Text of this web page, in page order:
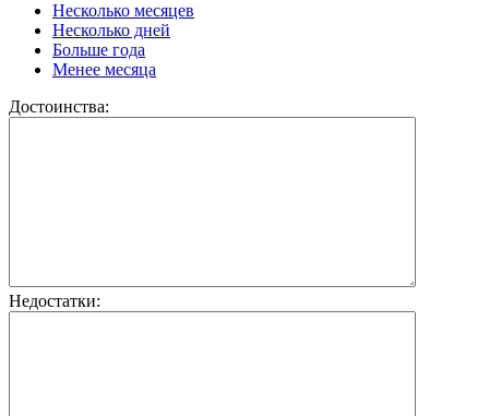
Несколько месяцев
Несколько дней
Больше года
Менее месяца
Достоинства:
Недостатки: